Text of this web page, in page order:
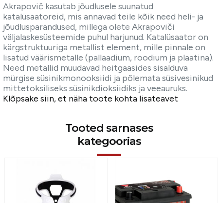
Akrapovič kasutab jõudlusele suunatud
katalüsaatoreid, mis annavad teile kõik need heli- ja
jõudlusparandused, millega olete Akrapoviči
väljalaskesüsteemide puhul harjunud. Katalüsaator on
kärgstruktuuriga metallist element, mille pinnale on
lisatud väärismetalle (pallaadium, roodium ja plaatina).
Need metallid muudavad heitgaasides sisalduva
mürgise süsinikmonooksiidi ja põlemata süsivesinikud
mittetoksiliseks süsinikdioksiidiks ja veeauruks.
Klõpsake siin, et näha toote kohta lisateavet
Tooted sarnases
kategoorias